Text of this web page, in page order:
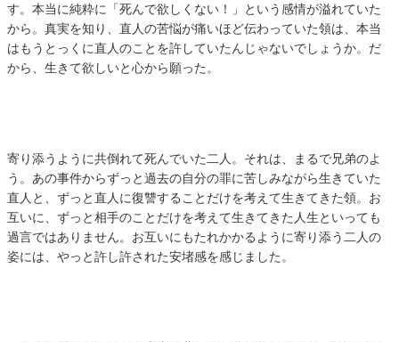
す。本当に純粋に「死んで欲しくない！」という感情が溢れていた
から。真実を知り、直人の苦悩が痛いほど伝わっていた領は、本当
はもうとっくに直人のことを許していたんじゃないでしょうか。だ
から、生きて欲しいと心から願った。
寄り添うように共倒れて死んでいた二人。それは、まるで兄弟のよ
う。あの事件からずっと過去の自分の罪に苦しみながら生きていた
直人と、ずっと直人に復讐することだけを考えて生きてきた領。お
互いに、ずっと相手のことだけを考えて生きてきた人生といっても
過言ではありません。お互いにもたれかかるように寄り添う二人の
姿には、やっと許し許された安堵感を感じました。